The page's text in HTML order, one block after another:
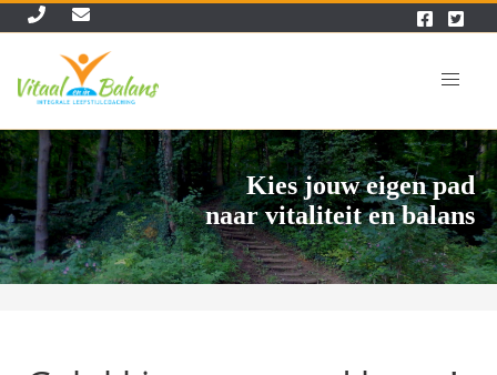
Kies jouw eigen pad
naar vitaliteit en balans